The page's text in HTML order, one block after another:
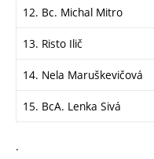
12. Bc. Michal Mitro
13. Risto Ilič
14. Nela Maruškevičová
15. BcA. Lenka Sivá
.